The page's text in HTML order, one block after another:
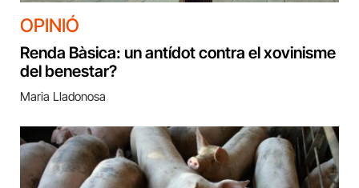
OPINIÓ
Renda Bàsica: un antídot contra el xovinisme
del benestar?
Maria Lladonosa